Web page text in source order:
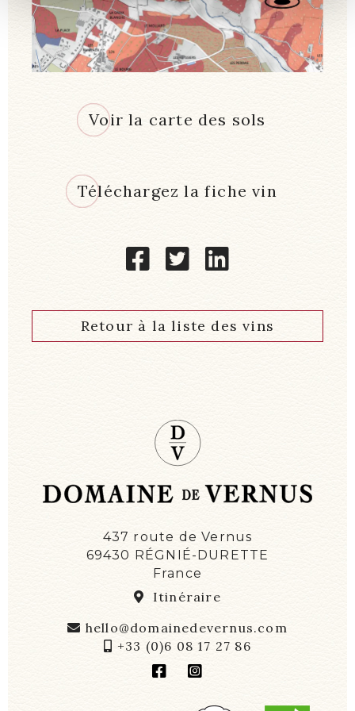
Voir la carte des sols
Téléchargez la fiche vin
Retour à la liste des vins
437 route de Vernus
69430 RÉGNIÉ-DURETTE
France
Itinéraire
hello@domainedevernus.com
+33 (0)6 08 17 27 86